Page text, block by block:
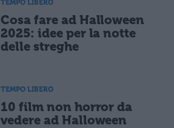
TEMPO LIBERO
Cosa fare ad Halloween
2025: idee per la notte
delle streghe
TEMPO LIBERO
10 film non horror da
vedere ad Halloween